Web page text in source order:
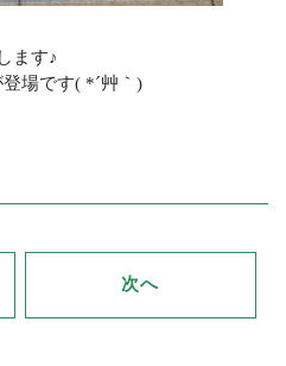
ます♪
場です( *´艸｀)
次へ